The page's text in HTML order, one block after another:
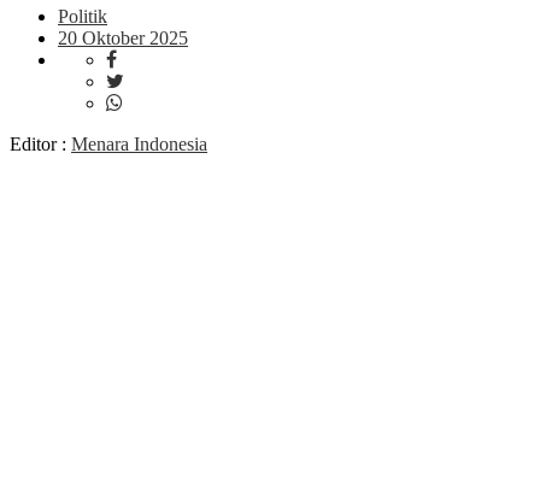
Politik
20 Oktober 2025
Editor : Menara Indonesia